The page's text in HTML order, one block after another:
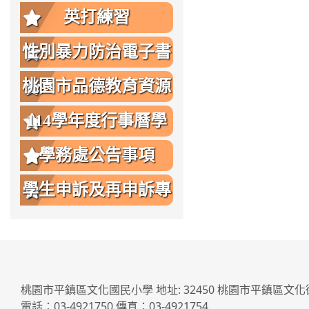
英打練習
性別暴力防治電子書
桃園市品德教育資源
網
114學年度行事曆學
生版
學務處公告事項
學生申訴及再申訴專
桃園市平鎮區文化國民小學 地址: 32450 桃園市平鎮區文